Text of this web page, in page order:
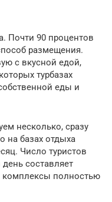
Почти 90 процентов
размещения.
с вкусной едой,
турбазах
еды и
несколько, сразу
на базах отдыха
Число туристов
составляет
комплексы полностью